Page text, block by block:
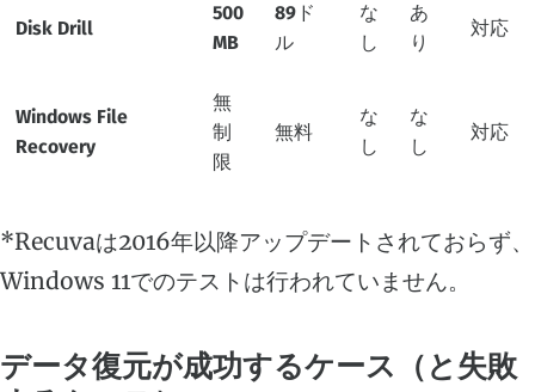
Disk Drill
500
MB
89ド
ル
な
し
あ
り
対応
Windows File
Recovery
無
制
限
無料
な
し
な
し
対応
*Recuvaは2016年以降アップデートされておらず、
Windows 11でのテストは行われていません。
データ復元が成功するケース（と失敗